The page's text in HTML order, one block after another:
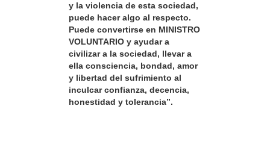
y la violencia de esta sociedad,
puede hacer algo al respecto.
Puede convertirse en MINISTRO
VOLUNTARIO y ayudar a
civilizar a la sociedad, llevar a
ella consciencia, bondad, amor
y libertad del sufrimiento al
inculcar confianza, decencia,
honestidad y tolerancia”.